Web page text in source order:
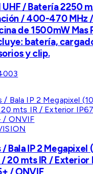
/ Batería 2250
/ 400-470 MHz
de 1500mW Mas
batería,
y clip.
/ Bala IP 2
20 mts IR / Exterior